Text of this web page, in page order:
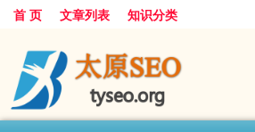
首 页 文章列表 知识分类